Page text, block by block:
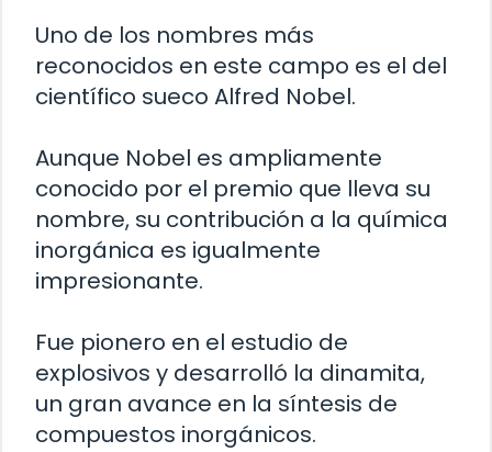
Uno de los nombres más
reconocidos en este campo es el del
científico sueco Alfred Nobel.
Aunque Nobel es ampliamente
conocido por el premio que lleva su
nombre, su contribución a la química
inorgánica es igualmente
impresionante.
Fue pionero en el estudio de
explosivos y desarrolló la dinamita,
un gran avance en la síntesis de
compuestos inorgánicos.